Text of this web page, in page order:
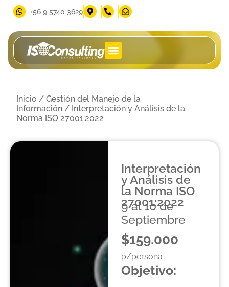
‪+56 9 5740 3629‬
Inicio / Gestión del Manejo de la
Información / Interpretación y Análisis de la
Norma ISO 27001:2022
Interpretación
y Análisis de
la Norma ISO
27001:2022
9 al 10 de
Septiembre
$159.000
p/persona
Objetivo: